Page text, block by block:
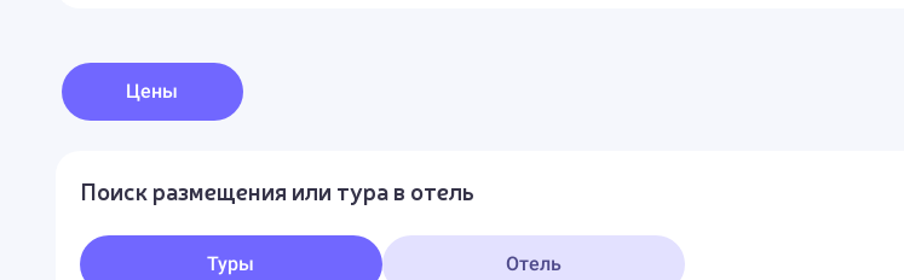
Цены
Поиск размещения или тура в отель
Туры Отель